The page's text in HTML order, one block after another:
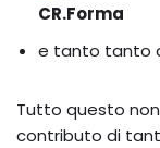
CR.Forma
e tanto tanto
Tutto questo
contributo di